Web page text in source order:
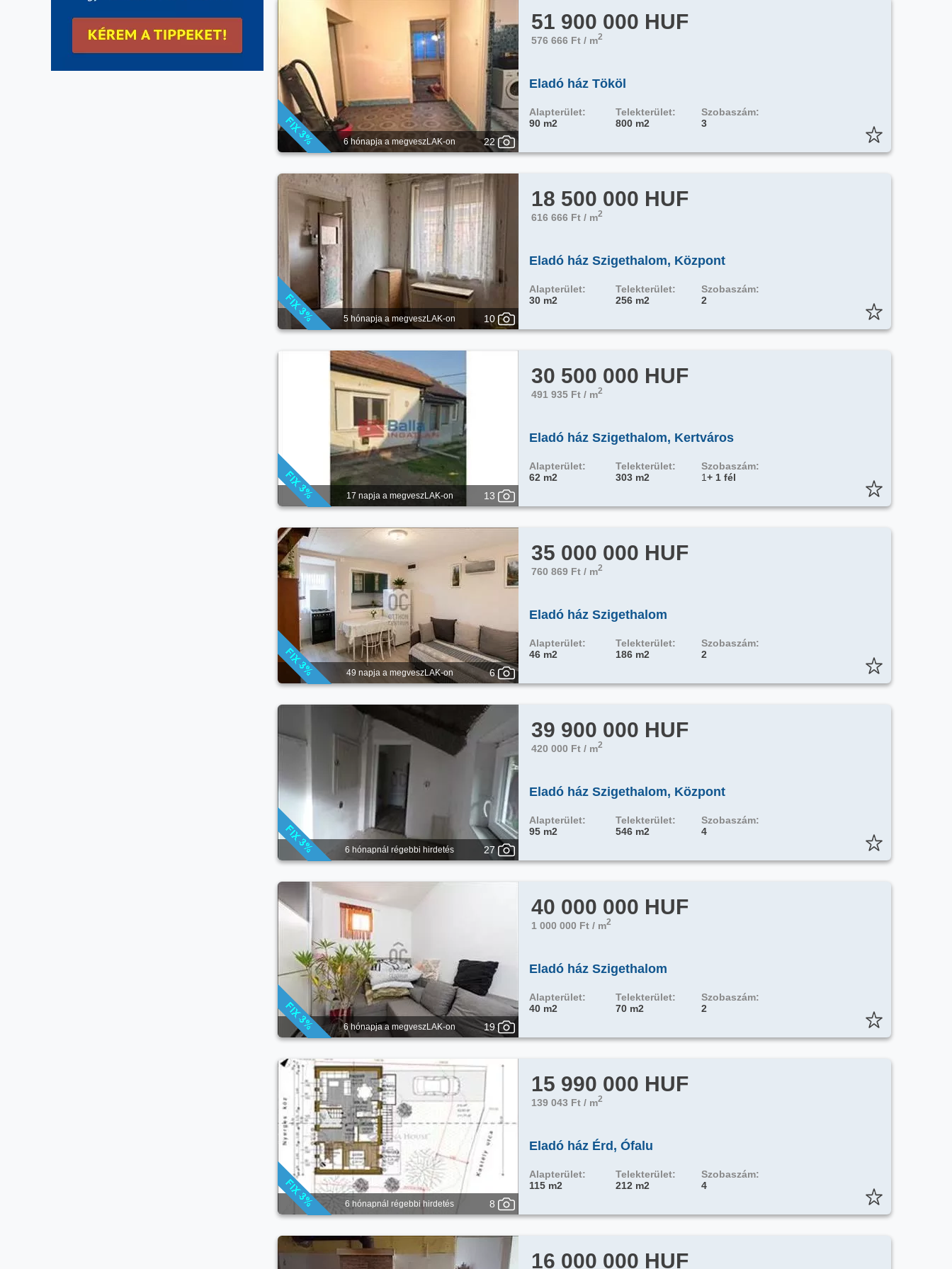
6 hónapja a megveszLAK-on 22
51 900 000 HUF
576 666 Ft / m2
Eladó ház Tököl
Alapterület:
90 m2
Telekterület:
800 m2
Szobaszám:
3
5 hónapja a megveszLAK-on 10
18 500 000 HUF
616 666 Ft / m2
Eladó ház Szigethalom, Központ
Alapterület:
30 m2
Telekterület:
256 m2
Szobaszám:
2
17 napja a megveszLAK-on 13
30 500 000 HUF
491 935 Ft / m2
Eladó ház Szigethalom, Kertváros
Alapterület:
62 m2
Telekterület:
303 m2
Szobaszám:
1+ 1 fél
49 napja a megveszLAK-on 6
35 000 000 HUF
760 869 Ft / m2
Eladó ház Szigethalom
Alapterület:
46 m2
Telekterület:
186 m2
Szobaszám:
2
6 hónapnál régebbi hirdetés 27
39 900 000 HUF
420 000 Ft / m2
Eladó ház Szigethalom, Központ
Alapterület:
95 m2
Telekterület:
546 m2
Szobaszám:
4
6 hónapja a megveszLAK-on 19
40 000 000 HUF
1 000 000 Ft / m2
Eladó ház Szigethalom
Alapterület:
40 m2
Telekterület:
70 m2
Szobaszám:
2
6 hónapnál régebbi hirdetés 8
15 990 000 HUF
139 043 Ft / m2
Eladó ház Érd, Ófalu
Alapterület:
115 m2
Telekterület:
212 m2
Szobaszám:
4
16 000 000 HUF